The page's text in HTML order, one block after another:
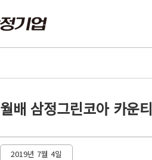
월배 삼정그린코아 카운티
2019년 7월 4일